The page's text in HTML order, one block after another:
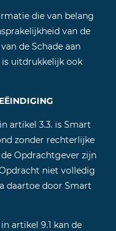
die van belang
van de
de Schade aan
is uitdrukkelijk ook
artikel 3.3. is Smart
zonder rechterlijke
Opdrachtgever zijn
niet volledig
daartoe door Smart
artikel 9.1 kan de